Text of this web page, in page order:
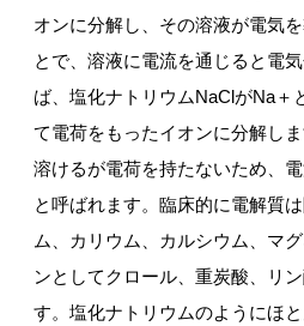
オンに分解し、その溶液が電気
とで、溶液に電流を通じると電
ば、塩化ナトリウムNaClがNa＋
て電荷をもったイオンに分解し
溶けるが電荷を持たないため、
と呼ばれます。臨床的に電解質
ム、カリウム、カルシウム、マ
ンとしてクロール、重炭酸、リ
す。塩化ナトリウムのようにほ